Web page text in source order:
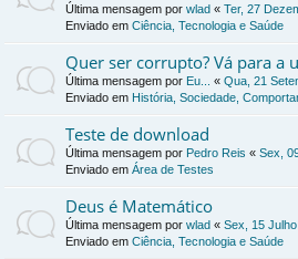
Última mensagem por wlad « Ter, 27
Enviado em Ciência, Tecnologia e Saúde
Quer ser corrupto? Vá para a
Última mensagem por Eu... « Qua, 21
Enviado em História, Sociedade,
Teste de download
Última mensagem por Pedro Reis « Sex,
Enviado em Área de Testes
Deus é Matemático
Última mensagem por wlad « Sex, 15
Enviado em Ciência, Tecnologia e Saúde